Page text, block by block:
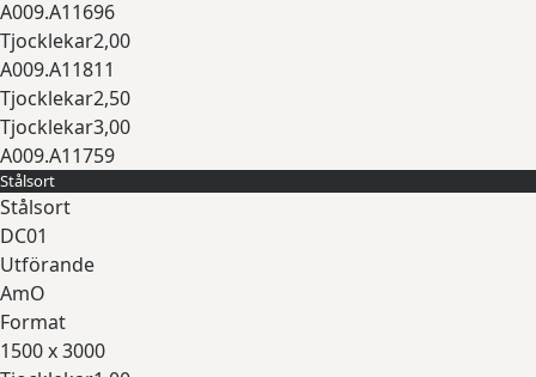
A009.A11696
Tjocklekar2,00
A009.A11811
Tjocklekar2,50
Tjocklekar3,00
A009.A11759
Expandera
Stålsort
Stålsort
DC01
Utförande
AmO
Format
1500 x 3000